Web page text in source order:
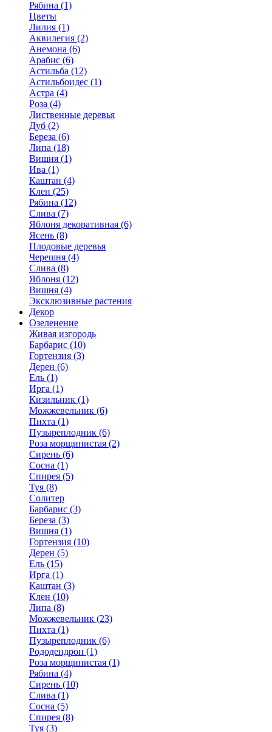
Рябина (1)
Цветы
Лилия (1)
Аквилегия (2)
Анемона (6)
Арабис (6)
Астильба (12)
Астильбоидес (1)
Астра (4)
Роза (4)
Лиственные деревья
Дуб (2)
Береза (6)
Липа (18)
Вишня (1)
Ива (1)
Каштан (4)
Клен (25)
Рябина (12)
Слива (7)
Яблоня декоративная (6)
Ясень (8)
Плодовые деревья
Черешня (4)
Слива (8)
Яблоня (12)
Вишня (4)
Эксклюзивные растения
Декор
Озеленение
Живая изгородь
Барбарис (10)
Гортензия (3)
Дерен (6)
Ель (1)
Ирга (1)
Кизильник (1)
Можжевельник (6)
Пихта (1)
Пузыреплодник (6)
Роза морщинистая (2)
Сирень (6)
Сосна (1)
Спирея (5)
Туя (8)
Солитер
Барбарис (3)
Береза (3)
Вишня (1)
Гортензия (10)
Дерен (5)
Ель (15)
Ирга (1)
Каштан (3)
Клен (10)
Липа (8)
Можжевельник (23)
Пихта (1)
Пузыреплодник (6)
Рододендрон (1)
Роза морщинистая (1)
Рябина (4)
Сирень (10)
Слива (1)
Сосна (5)
Спирея (8)
Туя (3)